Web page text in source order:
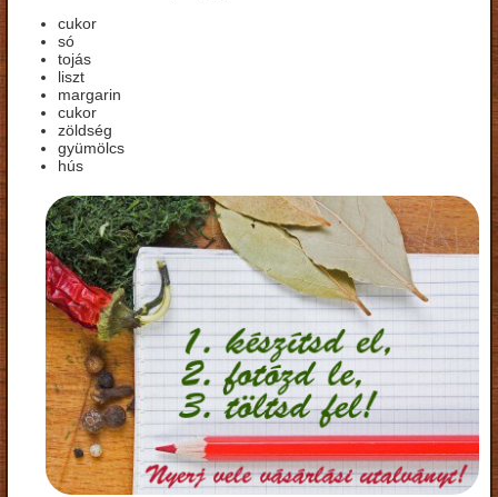
cukor
só
tojás
liszt
margarin
cukor
zöldség
gyümölcs
hús